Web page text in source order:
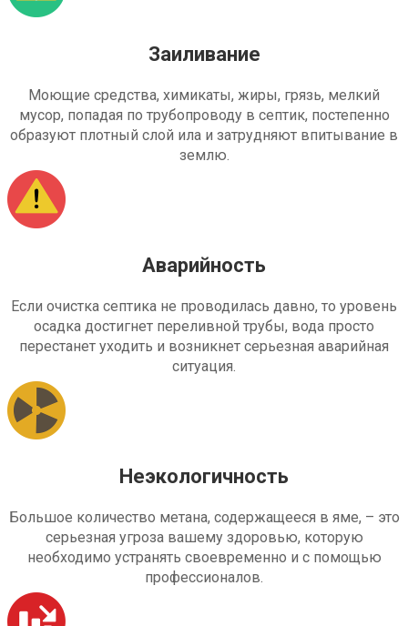
Заиливание
Моющие средства, химикаты, жиры, грязь, мелкий
мусор, попадая по трубопроводу в септик, постепенно
образуют плотный слой ила и затрудняют впитывание в
землю.
Аварийность
Если очистка септика не проводилась давно, то уровень
осадка достигнет переливной трубы, вода просто
перестанет уходить и возникнет серьезная аварийная
ситуация.
Неэкологичность
Большое количество метана, содержащееся в яме, – это
серьезная угроза вашему здоровью, которую
необходимо устранять своевременно и с помощью
профессионалов.